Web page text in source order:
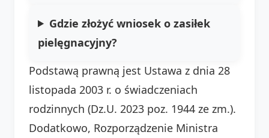
Gdzie złożyć wniosek o zasiłek
pielęgnacyjny?
Podstawą prawną jest Ustawa z dnia 28
listopada 2003 r. o świadczeniach
rodzinnych (Dz.U. 2023 poz. 1944 ze zm.).
Dodatkowo, Rozporządzenie Ministra